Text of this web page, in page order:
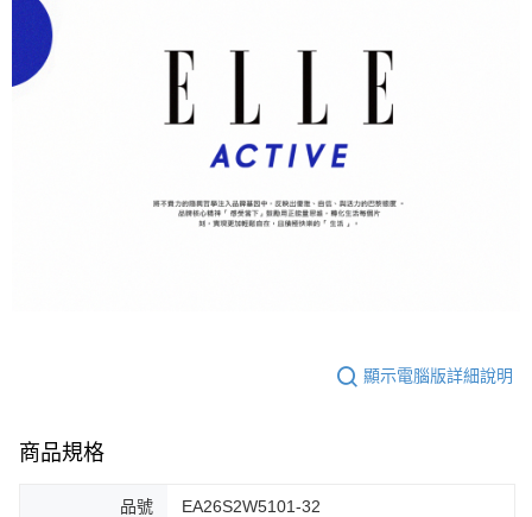
顯示電腦版詳細說明
商品規格
品號 EA26S2W5101-32